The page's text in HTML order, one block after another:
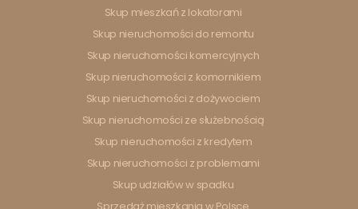
Skup mieszkań z lokatorami
Skup nieruchomości do remontu
Skup nieruchomości komercyjnych
Skup nieruchomości z komornikiem
Skup nieruchomości z dożywociem
Skup nieruchomości ze służebnością
Skup nieruchomości z kredytem
Skup nieruchomości z problemami
Skup udziałów w spadku